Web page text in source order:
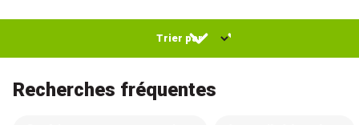
Recherches fréquentes